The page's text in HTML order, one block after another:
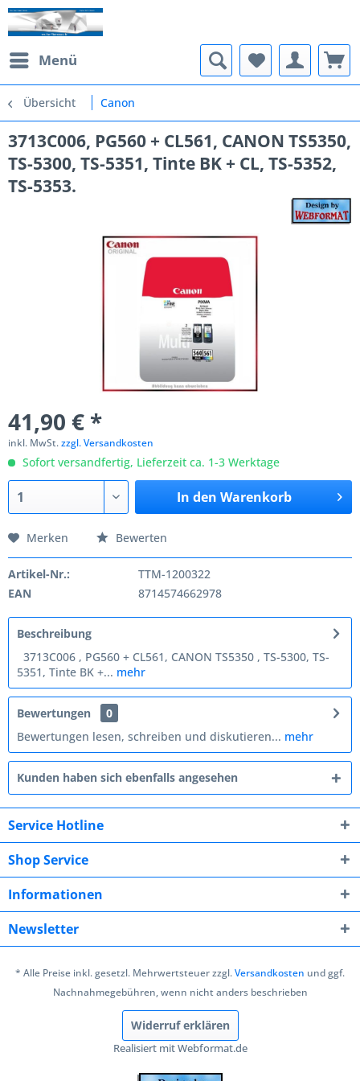
Menü
Übersicht Canon
3713C006, PG560 + CL561, CANON TS5350,
TS-5300, TS-5351, Tinte BK + CL, TS-5352,
TS-5353.
41,90 € *
inkl. MwSt.zzgl. Versandkosten
Sofort versandfertig, Lieferzeit ca. 1-3 Werktage
In den Warenkorb
Merken Bewerten
Artikel-Nr.:
TTM-1200322
EAN
8714574662978
Beschreibung
3713C006 , PG560 + CL561, CANON TS5350 , TS-5300, TS-
5351, Tinte BK +... mehr
Bewertungen
0
Bewertungen lesen, schreiben und diskutieren... mehr
Kunden haben sich ebenfalls angesehen
Service Hotline
Shop Service
Informationen
Newsletter
* Alle Preise inkl. gesetzl. Mehrwertsteuer zzgl.Versandkosten und ggf.
Nachnahmegebühren, wenn nicht anders beschrieben
Widerruf erklären
Realisiert mit Webformat.de